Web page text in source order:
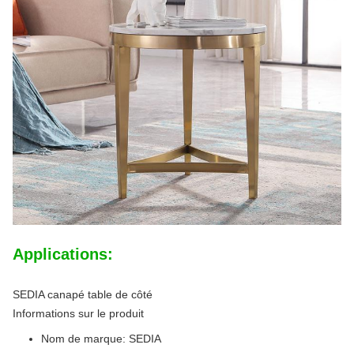
Applications:
SEDIA canapé table de côté
Informations sur le produit
Nom de marque: SEDIA